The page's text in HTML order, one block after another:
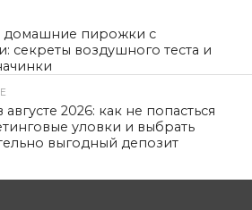
пирожки с
секреты воздушного теста и
2026: как не попасться
уловки и выбрать
выгодный депозит